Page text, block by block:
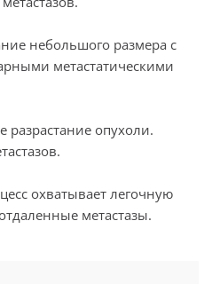
небольшого размера с
метастатическими
разрастание опухоли.
охватывает легочную
метастазы.